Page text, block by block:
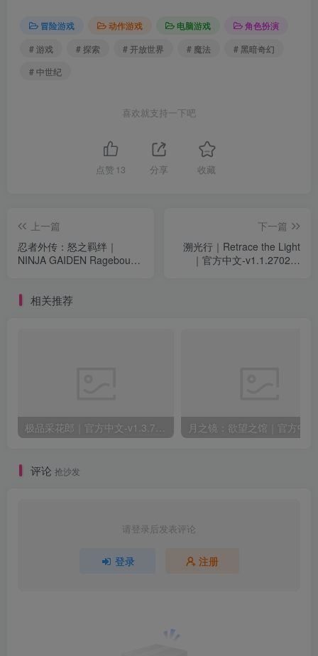
冒险游戏 动作游戏 电脑游戏
角色扮演
# 游戏
# 探索 # 开放世界 # 魔法
# 黑暗奇幻
# 中世纪
喜欢就支持一下吧
点赞 13 分享 收藏
上一篇
忍者外传：怒之羁绊｜
NINJA GAIDEN Ragebound
下一篇
溯光行｜Retrace the Light
｜官方中文-v1.1.2702｜
相关推荐
评论 抢沙发
请登录后发表评论
登录 注册